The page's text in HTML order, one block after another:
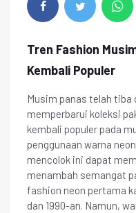
Tren Fashion
Kembali Populer
Musim panas telah
memperbarui koleksi
kembali populer pada
penggunaan warna
mencolok ini dapat
menambah semangat
fashion neon pertama
dan 1990-an. Namun,